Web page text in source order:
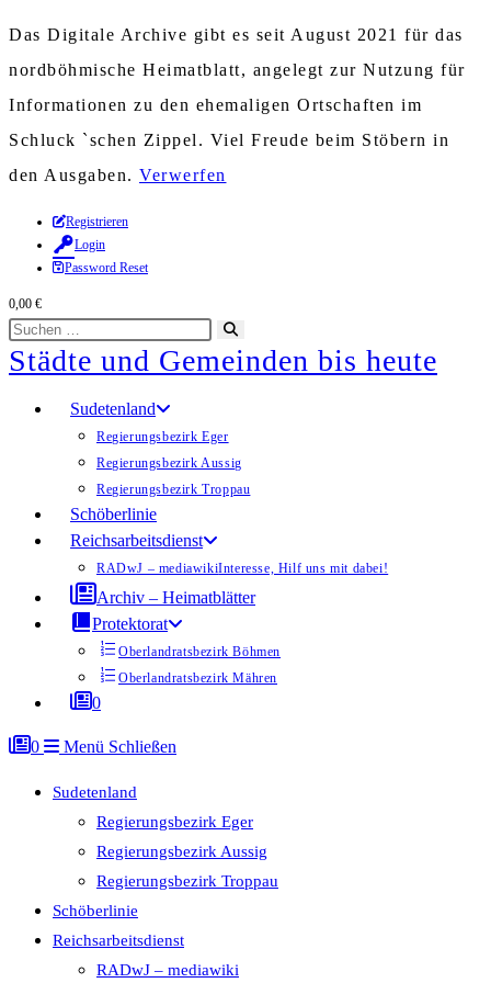
Das Digitale Archive gibt es seit August 2021 für das
nordböhmische Heimatblatt, angelegt zur Nutzung für
Informationen zu den ehemaligen Ortschaften im
Schluck `schen Zippel. Viel Freude beim Stöbern in
den Ausgaben. Verwerfen
Zum
Inhalt
springen
Registrieren
Login
Password Reset
0,00 €
Diese
Website
durchsuchen
starten
Städte und Gemeinden bis heute
Sudetenland
Regierungsbezirk Eger
Regierungsbezirk Aussig
Regierungsbezirk Troppau
Schöberlinie
Reichsarbeitsdienst
RADwJ – mediawikiInteresse, Hilf uns mit dabei!
Archiv – Heimatblätter
Protektorat
Oberlandratsbezirk Böhmen
Oberlandratsbezirk Mähren
0
0 Menü Schließen
Sudetenland
Regierungsbezirk Eger
Regierungsbezirk Aussig
Regierungsbezirk Troppau
Schöberlinie
Reichsarbeitsdienst
RADwJ – mediawiki